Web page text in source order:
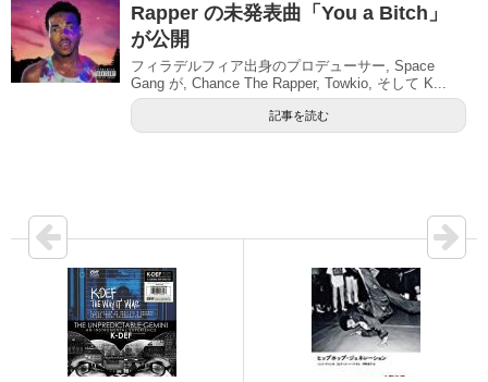
Rapper の未発表曲「You a Bitch」
が公開
フィラデルフィア出身のプロデューサー, Space
Gang が, Chance The Rapper, Towkio, そして K...
記事を読む